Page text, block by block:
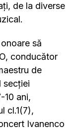
de la diverse
să
conducător
de
secției
10 ani,
cl.1(7),
Ivanenco